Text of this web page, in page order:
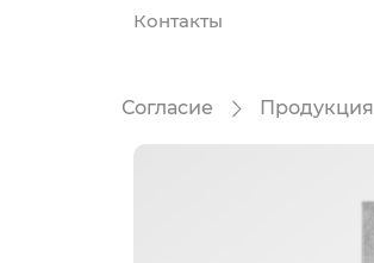
Контакты
Согласие Продукция